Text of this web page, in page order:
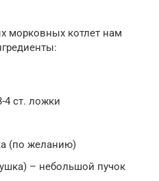
морковных котлет нам
4 ст. ложки
(по желанию)
– небольшой пучок